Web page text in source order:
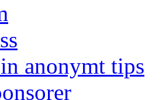
anonymt tips